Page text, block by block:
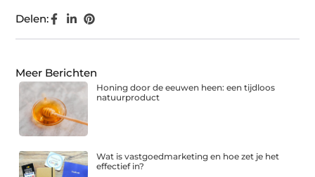
Delen:
Meer Berichten
Honing door de eeuwen heen: een tijdloos
natuurproduct
Wat is vastgoedmarketing en hoe zet je het
effectief in?